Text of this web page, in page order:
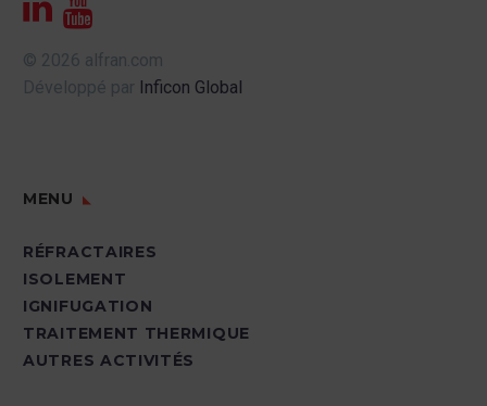
© 2026 alfran.com
Développé par Inficon Global
MENU
RÉFRACTAIRES
ISOLEMENT
IGNIFUGATION
TRAITEMENT THERMIQUE
AUTRES ACTIVITÉS